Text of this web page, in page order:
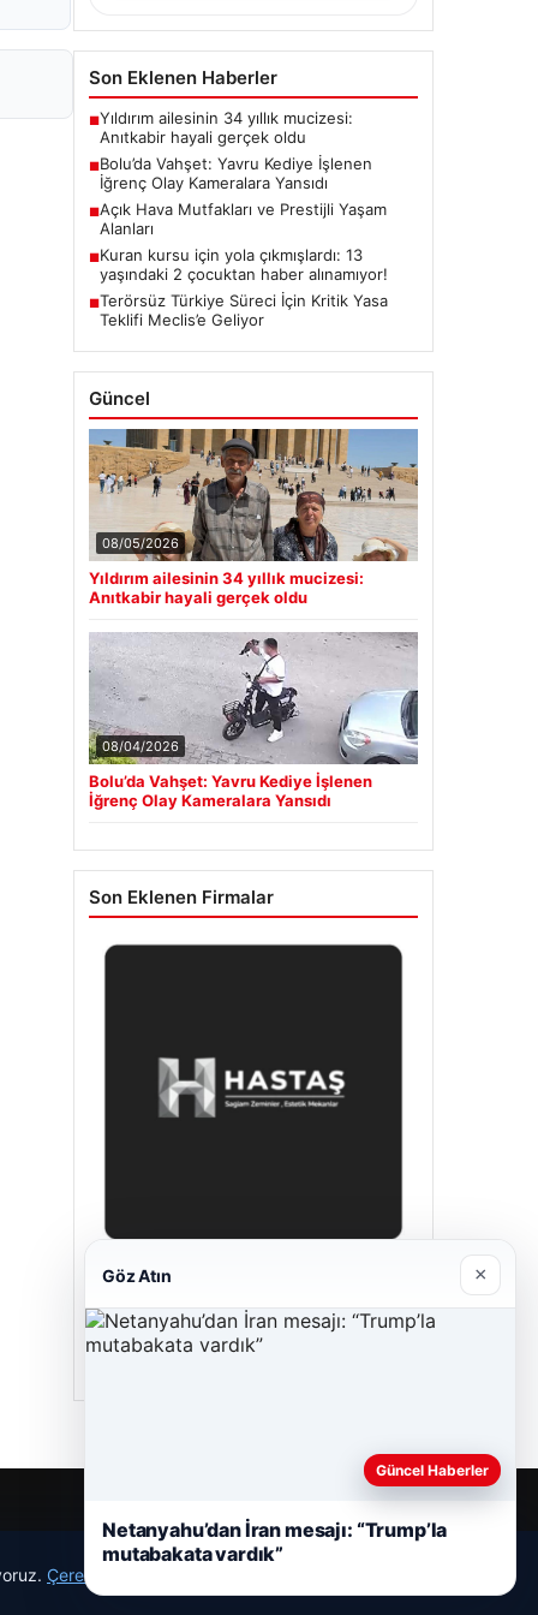
Son Eklenen Haberler
■Yıldırım ailesinin 34 yıllık mucizesi:
Anıtkabir hayali gerçek oldu
■Bolu’da Vahşet: Yavru Kediye İşlenen
İğrenç Olay Kameralara Yansıdı
■Açık Hava Mutfakları ve Prestijli Yaşam
Alanları
■Kuran kursu için yola çıkmışlardı: 13
yaşındaki 2 çocuktan haber alınamıyor!
■Terörsüz Türkiye Süreci İçin Kritik Yasa
Teklifi Meclis’e Geliyor
Güncel
08/05/2026
Yıldırım ailesinin 34 yıllık mucizesi:
Anıtkabir hayali gerçek oldu
08/04/2026
Bolu’da Vahşet: Yavru Kediye İşlenen
İğrenç Olay Kameralara Yansıdı
Son Eklenen Firmalar
Hastaş Beton
05/26/2026
Çerez Politikamız
Göz Atın ×
Güncel Haberler
Netanyahu’dan İran mesajı: “Trump’la
mutabakata vardık”